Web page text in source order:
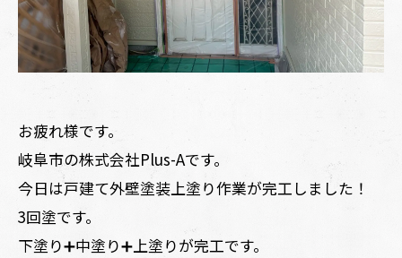
お疲れ様です。
岐阜市の株式会社Plus-Aです。
今日は戸建て外壁塗装上塗り作業が完工しました！
3回塗です。
下塗り➕中塗り➕上塗りが完工です。